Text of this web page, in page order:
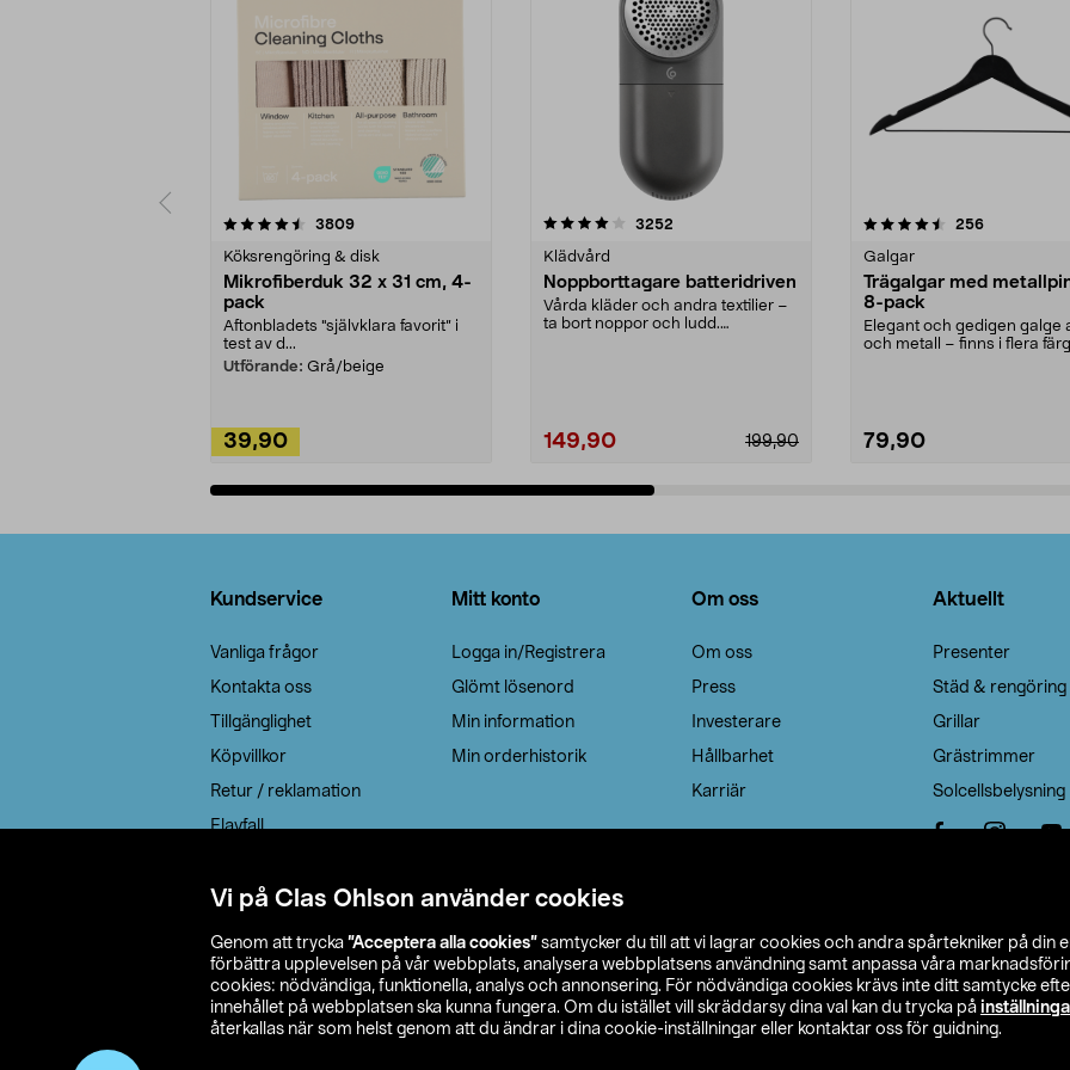
Vi på Clas Ohlson använder cookies
Genom att trycka ”Acceptera alla cookies” samtycker du till att vi lagrar cookies och andra spårtekniker på din
förbättra upplevelsen på vår webbplats, analysera webbplatsens användning samt anpassa våra
cookies: nödvändiga, funktionella, analys och annonsering. För nödvändiga cookies krävs inte ditt samtycke
innehållet på webbplatsen ska kunna fungera. Om du istället vill skräddarsy dina val kan du trycka på
återkallas när som helst genom att du ändrar i dina cookie-inställningar eller kontaktar oss för guidning.
3809recensioner
Köksrengöring & disk
Mikrofiberduk 32 x 31 cm, 4-
pack
Aftonbladets "självklara favorit” i
test av d...
Utförande: Grå/beige
39,90
4.0av 5 stjärnor 3252
Klädvård
Noppborttagare batteridriven
Vårda kläder och andra textilier –
ta bort noppor och ludd.
199,90
149,90
4.5av 5 stjärnor 256recensioner
Galgar
Trägalgar med
8-pack
Elegant och gedigen galge
och metall – finns i flera
79,90
4.0av 5 stjärnor
Kundservice
Vanliga frågor
Kontakta oss
Tillgänglighet
Köpvillkor
Retur / reklamation
Elavfall
Leveransalternativ
Mitt konto
Logga in/Registrera
Glömt lösenord
Min information
Min orderhistorik
Om oss
Om oss
Press
Investerare
Hållbarhet
Karriär
Aktuellt
Presenter
Städ & rengöring
Grillar
Grästrimmer
Solcellsbelysning